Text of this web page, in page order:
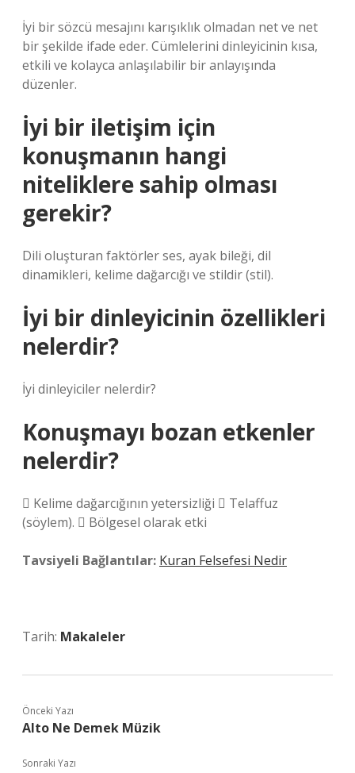
İyi bir sözcü mesajını karışıklık olmadan net ve net
bir şekilde ifade eder. Cümlelerini dinleyicinin kısa,
etkili ve kolayca anlaşılabilir bir anlayışında
düzenler.
İyi bir iletişim için
konuşmanın hangi
niteliklere sahip olması
gerekir?
Dili oluşturan faktörler ses, ayak bileği, dil
dinamikleri, kelime dağarcığı ve stildir (stil).
İyi bir dinleyicinin özellikleri
nelerdir?
İyi dinleyiciler nelerdir?
Konuşmayı bozan etkenler
nelerdir?
 Kelime dağarcığının yetersizliği  Telaffuz
(söylem).  Bölgesel olarak etki
Tavsiyeli Bağlantılar: Kuran Felsefesi Nedir
Tarih: Makaleler
Önceki Yazı
Alto Ne Demek Müzik
Sonraki Yazı